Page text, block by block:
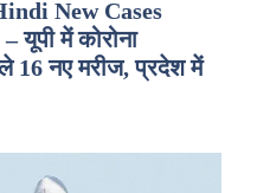
New Cases
यूपी में कोरोना
16 नए मरीज, प्रदेश में